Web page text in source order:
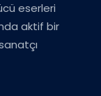
eserleri
aktif bir